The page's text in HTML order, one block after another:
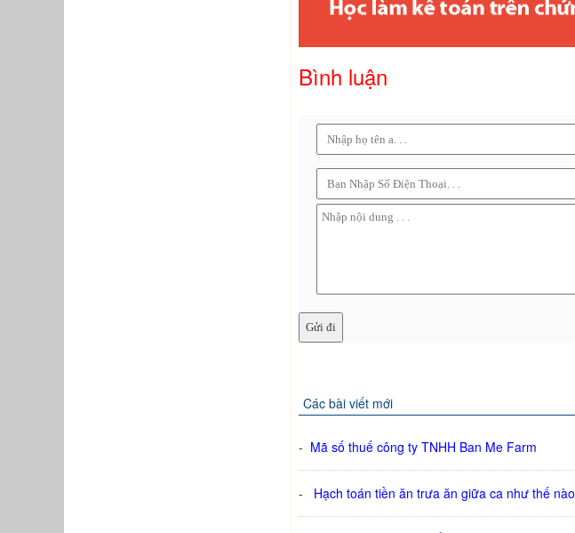
Bình luận
Các bài viết mới
- Mã số thuế công ty TNHH Ban Me Farm
- Hạch toán tiền ăn trưa ăn giữa ca như thế nào